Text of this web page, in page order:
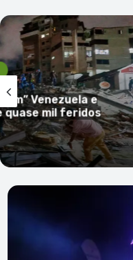
Venezuela e
mil feridos
Festival
Baía